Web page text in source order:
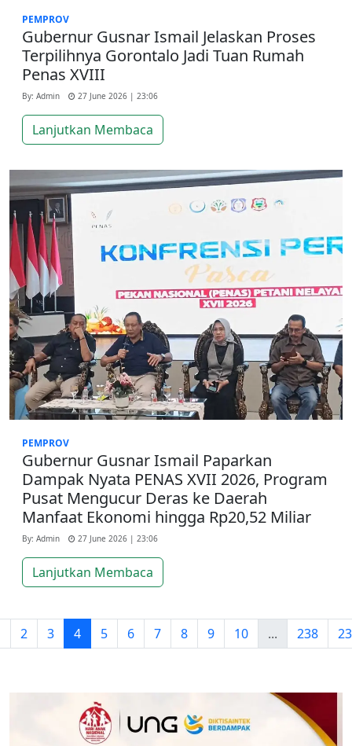
PEMPROV
Gubernur Gusnar Ismail Jelaskan Proses
Terpilihnya Gorontalo Jadi Tuan Rumah
Penas XVIII
By: Admin 27 June 2026 | 23:06
Lanjutkan Membaca
PEMPROV
Gubernur Gusnar Ismail Paparkan
Dampak Nyata PENAS XVII 2026, Program
Pusat Mengucur Deras ke Daerah
Manfaat Ekonomi hingga Rp20,52 Miliar
By: Admin 27 June 2026 | 23:06
Lanjutkan Membaca
2 3 4 5 6 7 8 9 10 ... 238